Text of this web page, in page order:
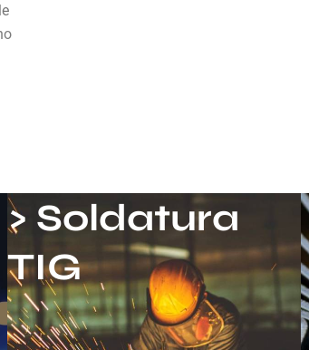
> Soldatura
TIG